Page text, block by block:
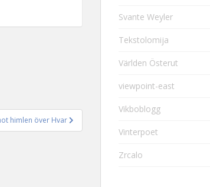
himlen över Hvar
Svante Weyler
Tekstolomija
Världen Österut
viewpoint-east
Vikboblogg
Vinterpoet
Zrcalo